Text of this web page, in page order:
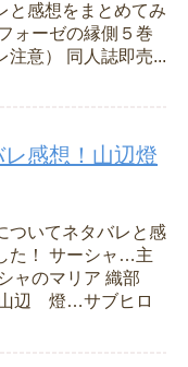
と感想をまとめてみ
ォーゼの縁側５巻
注意） 同人誌即売...
感想！山辺燈
ついてネタバレと感
た！ サーシャ…主
ャのマリア 織部
辺 燈…サブヒロ